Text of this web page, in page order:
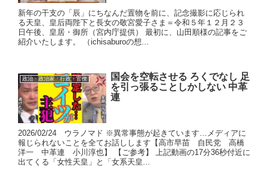
新年の干支の「辰」にちなんだ置物を前に、記念撮影に応じられ
る天皇、皇后両陛下と長女の敬宮愛子さま＝令和５年１２月２３
日午後、皇居・御所（宮内庁提供） 最初に、山田順様の記事をご
紹介いたします。 （ichisaburoの想...
政治・政治家・行政・官僚
国会を空転させる ろくでなし 足
を引っ張ることしかしない 中革
連
2026/02/24 ウラノマド ※異常事態が起きています…メディアに
報じられないことを全てお話しします【高市早苗 自民党 高橋
洋一 中革連 小川淳也】 【ご参考】 上記動画の17分36秒付近に
出てくる「女性天皇」と「女系天皇...